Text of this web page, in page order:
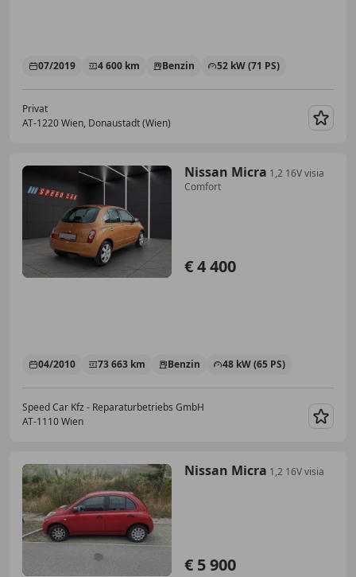
07/2019 4 600 km Benzin 52 kW (71 PS)
Privat
AT-1220 Wien, Donaustadt (Wien)
Nissan Micra 1,2 16V visia
Comfort
€ 4 400
04/2010 73 663 km Benzin 48 kW (65 PS)
Speed Car Kfz - Reparaturbetriebs GmbH
AT-1110 Wien
Nissan Micra 1,2 16V visia
€ 5 900